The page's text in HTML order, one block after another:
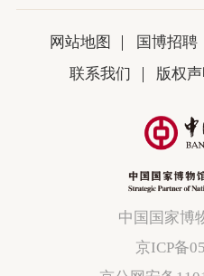
网站地图 国博招聘
联系我们
版权声
中国国家博
京ICP备